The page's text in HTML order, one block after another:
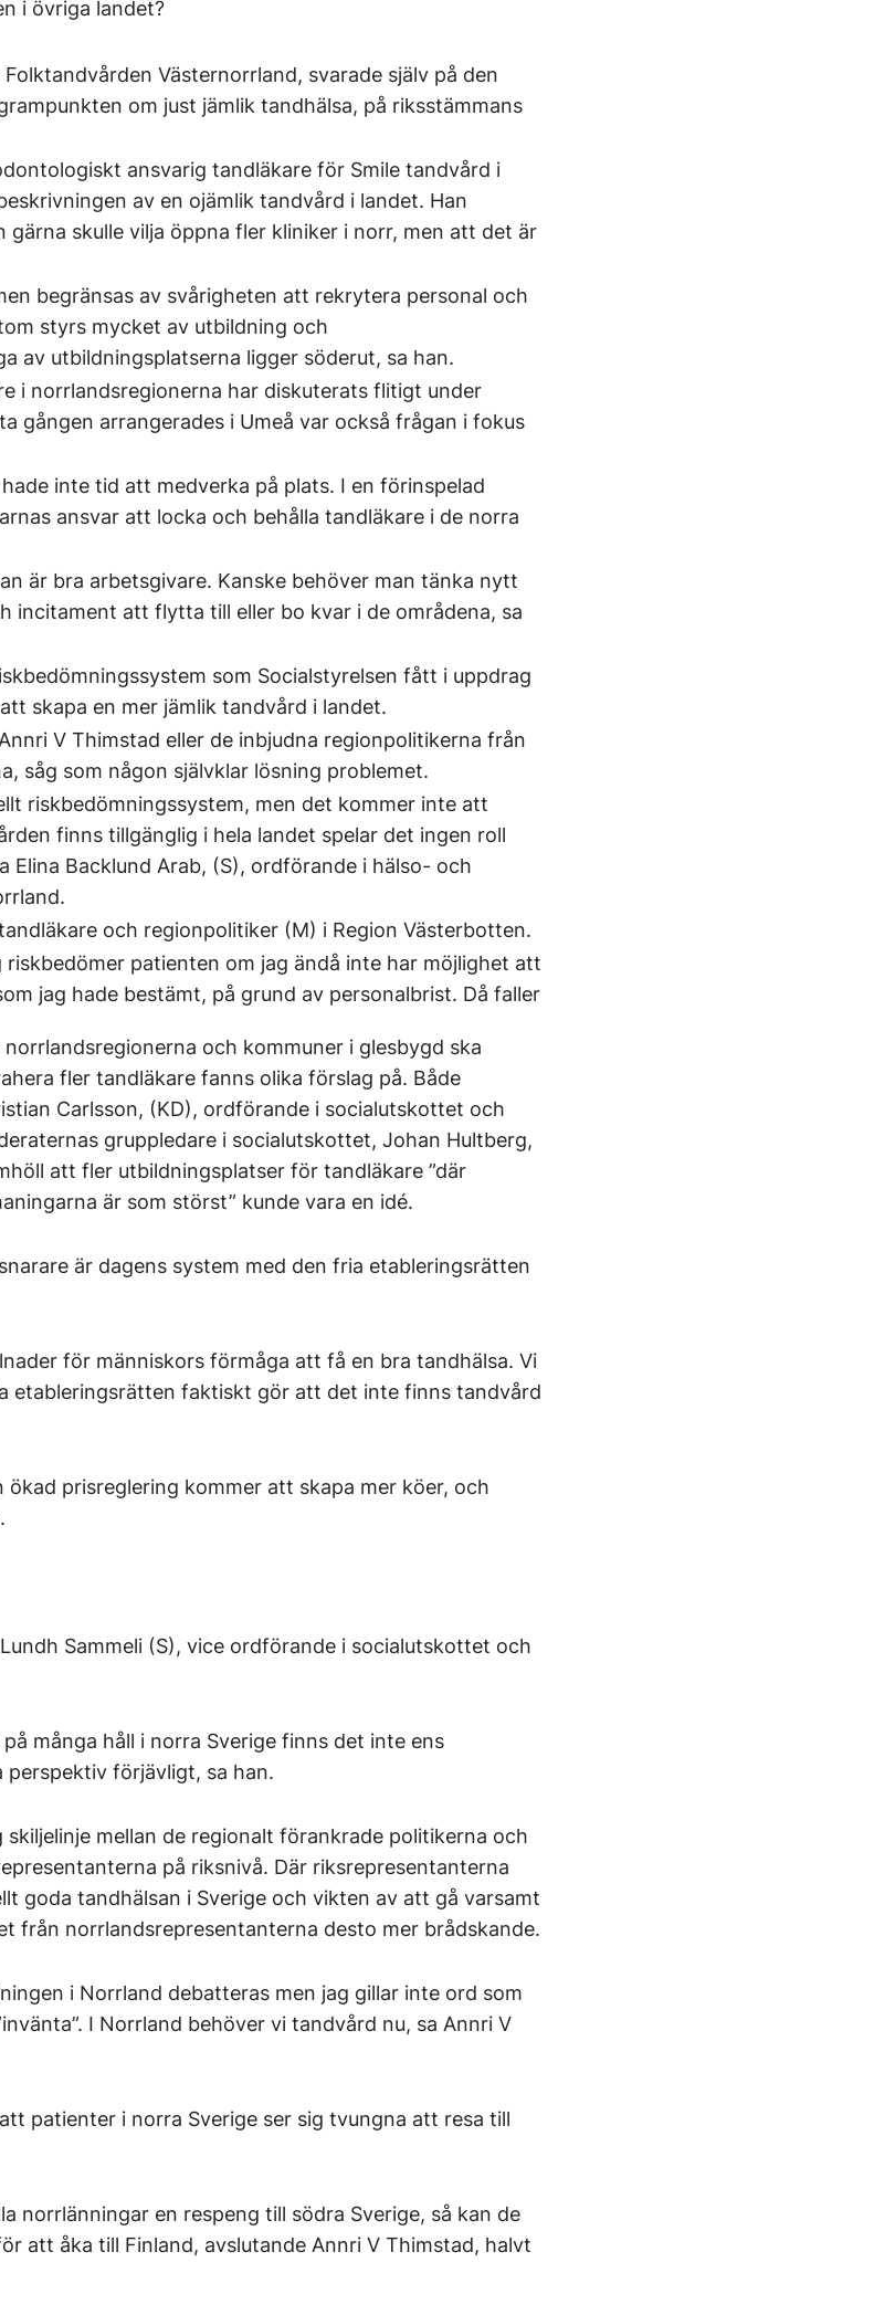
i övriga landet?
Västernorrland, svarade själv på den
om just jämlik tandhälsa, på riksstämmans
ansvarig tandläkare för Smile tandvård i
av en ojämlik tandvård i landet. Han
skulle vilja öppna fler kliniker i norr, men att det är
begränsas av svårigheten att rekrytera personal och
styrs mycket av utbildning och
av utbildningsplatserna ligger söderut, sa han.
i norrlandsregionerna har diskuterats flitigt under
gången arrangerades i Umeå var också frågan i fokus
inte tid att medverka på plats. I en förinspelad
ansvar att locka och behålla tandläkare i de norra
är bra arbetsgivare. Kanske behöver man tänka nytt
incitament att flytta till eller bo kvar i de områdena, sa
som Socialstyrelsen fått i uppdrag
skapa en mer jämlik tandvård i landet.
V Thimstad eller de inbjudna regionpolitikerna från
såg som någon självklar lösning problemet.
riskbedömningssystem, men det kommer inte att
finns tillgänglig i hela landet spelar det ingen roll
Elina Backlund Arab, (S), ordförande i hälso- och
och regionpolitiker (M) i Region Västerbotten.
riskbedömer patienten om jag ändå inte har möjlighet att
jag hade bestämt, på grund av personalbrist. Då faller
norrlandsregionerna och kommuner i glesbygd ska
fler tandläkare fanns olika förslag på. Både
Carlsson, (KD), ordförande i socialutskottet och
gruppledare i socialutskottet, Johan Hultberg,
att fler utbildningsplatser för tandläkare ”där
är som störst” kunde vara en idé.
är dagens system med den fria etableringsrätten
för människors förmåga att få en bra tandhälsa. Vi
etableringsrätten faktiskt gör att det inte finns tandvård
prisreglering kommer att skapa mer köer, och
Sammeli (S), vice ordförande i socialutskottet och
många håll i norra Sverige finns det inte ens
förjävligt, sa han.
mellan de regionalt förankrade politikerna och
på riksnivå. Där riksrepresentanterna
goda tandhälsan i Sverige och vikten av att gå varsamt
från norrlandsrepresentanterna desto mer brådskande.
i Norrland debatteras men jag gillar inte ord som
I Norrland behöver vi tandvård nu, sa Annri V
patienter i norra Sverige ser sig tvungna att resa till
norrlänningar en respeng till södra Sverige, så kan de
att åka till Finland, avslutande Annri V Thimstad, halvt